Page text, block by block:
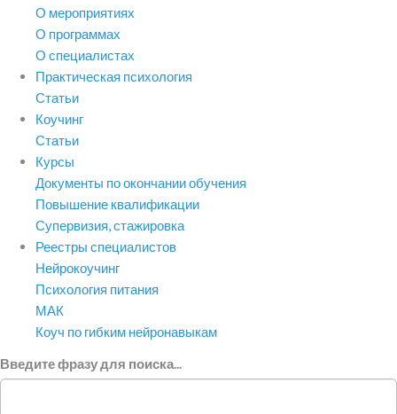
О мероприятиях
О программах
О специалистах
Практическая психология
Статьи
Коучинг
Статьи
Курсы
Документы по окончании обучения
Повышение квалификации
Супервизия, стажировка
Реестры специалистов
Нейрокоучинг
Психология питания
МАК
Коуч по гибким нейронавыкам
Введите фразу для поиска...